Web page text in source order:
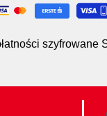
szyfrowane